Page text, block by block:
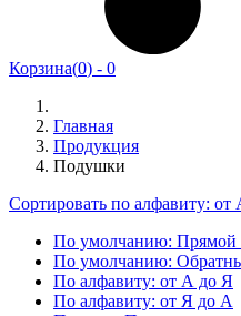
Корзина(0) - 0
Главная
Продукция
Подушки
Сортировать по алфавиту:
По умолчанию: Прямой
По умолчанию:
По алфавиту: от А до Я
По алфавиту: от Я до А